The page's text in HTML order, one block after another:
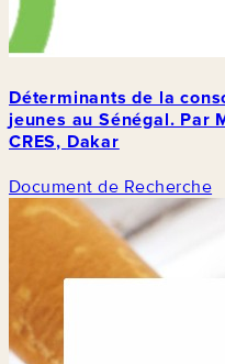
Déterminants de la
jeunes au Sénégal. Par
CRES, Dakar
Document de Recherche